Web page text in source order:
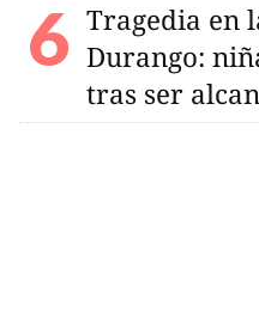
Tragedia en
Durango:
tras ser